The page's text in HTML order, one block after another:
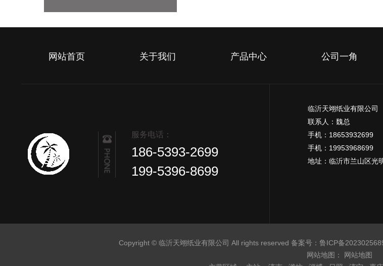
网站首页 关于我们 产品中心 公司一角
服务电话：
186-5393-2699
199-5396-8699
临沂天翊纸业有限公司
联系人：魏总
手机：18653932699
手机：19953968699
地址：临沂市兰山区光
Copyright © 临沂天翊纸业有限公司 All rights reserved 备案号： 鲁ICP备
网站地图： 网站地图